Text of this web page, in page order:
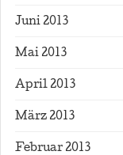
Juni 2013
Mai 2013
April 2013
März 2013
Februar 2013